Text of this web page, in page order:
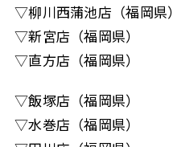
▽柳川西蒲池店（福岡県）
▽新宮店（福岡県）
▽直方店（福岡県）
▽飯塚店（福岡県）
▽水巻店（福岡県）